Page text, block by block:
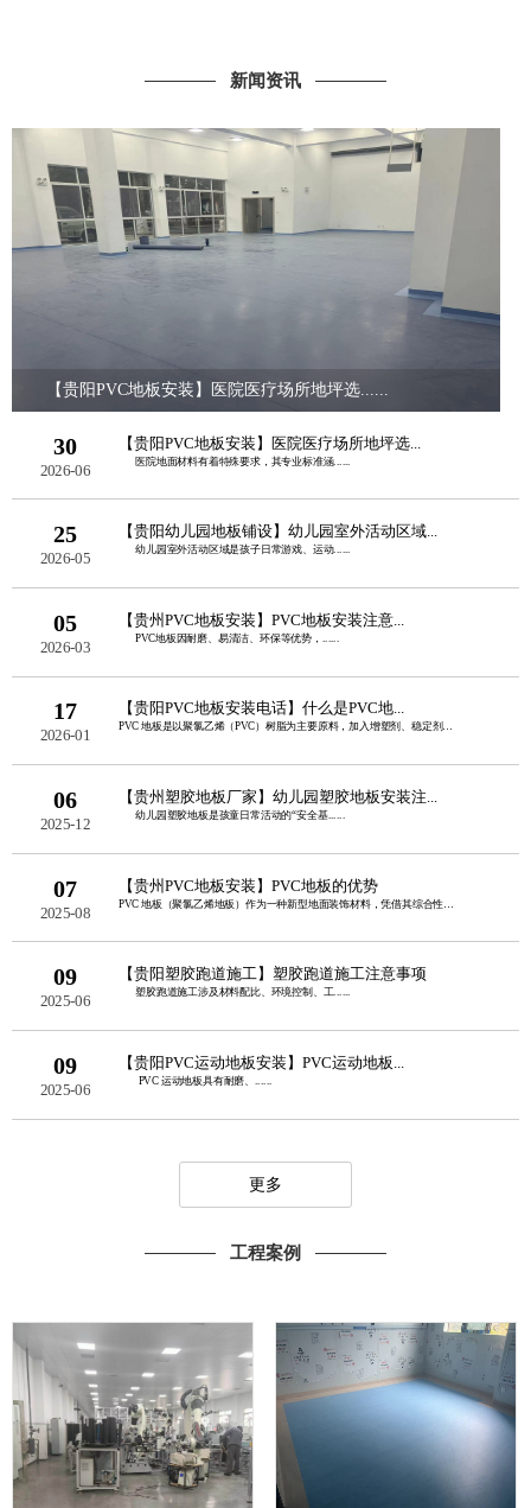
新闻资讯
【贵阳PVC地板安装】医院医疗场所地坪选......
30
2026-06
【贵阳PVC地板安装】医院医疗场所地坪选...
医院地面材料有着特殊要求，其专业标准涵......
25
2026-05
【贵阳幼儿园地板铺设】幼儿园室外活动区域...
幼儿园室外活动区域是孩子日常游戏、运动......
05
2026-03
【贵州PVC地板安装】PVC地板安装注意...
PVC地板因耐磨、易清洁、环保等优势，......
17
2026-01
【贵阳PVC地板安装电话】什么是PVC地...
PVC 地板是以聚氯乙烯（PVC）树脂为主要原料，加入增塑剂、稳定剂、填料等辅料......
06
2025-12
【贵州塑胶地板厂家】幼儿园塑胶地板安装注...
幼儿园塑胶地板是孩童日常活动的“安全基......
07
2025-08
【贵州PVC地板安装】PVC地板的优势
09
2025-06
【贵阳塑胶跑道施工】塑胶跑道施工注意事项
塑胶跑道施工涉及材料配比、环境控制、工......
09
2025-06
【贵阳PVC运动地板安装】PVC运动地板...
PVC 运动地板具有耐磨、......
更多
工程案例